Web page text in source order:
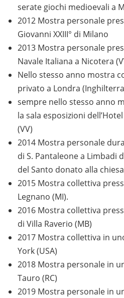
serate giochi medioevali a
2012 Mostra personale
Giovanni XXIII° di Milano
2013 Mostra personale
Navale Italiana a Nicotera
Nello stesso anno mostra
privato a Londra
sempre nello stesso anno
la sala esposizioni
(VV)
2014 Mostra personale
di S. Pantaleone a Limbadi
del Santo donato alla chiesa
2015 Mostra collettiva
Legnano (MI).
2016 Mostra collettiva
di Villa Raverio (MB)
2017 Mostra collettiva in
York (USA)
2018 Mostra personale in
Tauro (RC)
2019 Mostra personale in